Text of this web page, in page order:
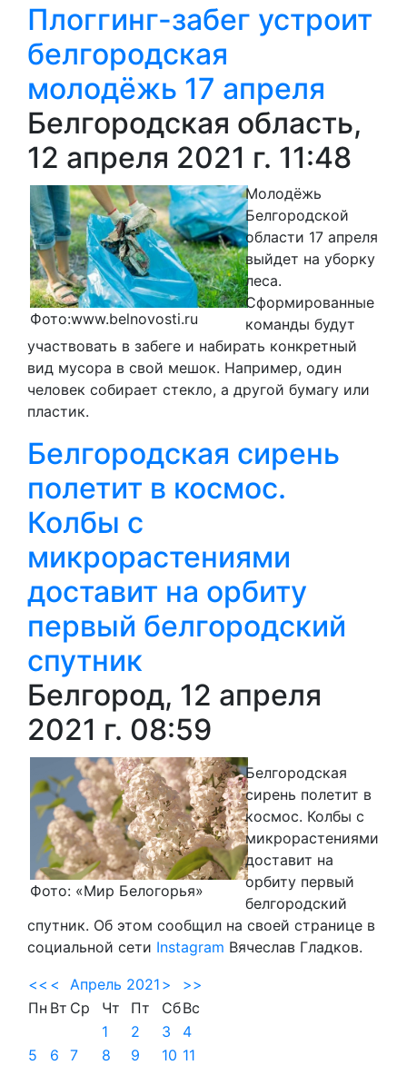
Плоггинг-забег устроит
белгородская
молодёжь 17 апреля
Белгородская область,
12 апреля 2021 г. 11:48
Фото:www.belnovosti.ru
Молодёжь
Белгородской
области 17 апреля
выйдет на уборку
леса.
Сформированные
команды будут
участвовать в забеге и набирать конкретный
вид мусора в свой мешок. Например, один
человек собирает стекло, а другой бумагу или
пластик.
Белгородская сирень
полетит в космос.
Колбы с
микрорастениями
доставит на орбиту
первый белгородский
спутник
Белгород, 12 апреля
2021 г. 08:59
Фото: «Мир Белогорья»
Белгородская
сирень полетит в
космос. Колбы с
микрорастениями
доставит на
орбиту первый
белгородский
спутник. Об этом сообщил на своей странице в
социальной сети Instagram Вячеслав Гладков.
<< < Апрель 2021 >
>>
Пн Вт Ср Чт Пт СбВс
1
2 3
4
5
6 7 8 9 10 11